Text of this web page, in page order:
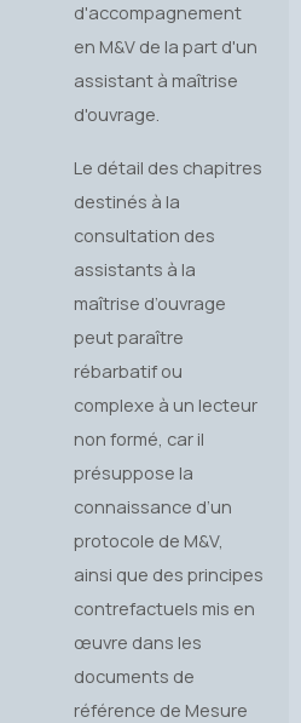
d'accompagnement
en M&V de la part d'un
assistant à maîtrise
d'ouvrage.
Le détail des chapitres
destinés à la
consultation des
assistants à la
maîtrise d’ouvrage
peut paraître
rébarbatif ou
complexe à un lecteur
non formé, car il
présuppose la
connaissance d’un
protocole de M&V,
ainsi que des principes
contrefactuels mis en
œuvre dans les
documents de
référence de Mesure